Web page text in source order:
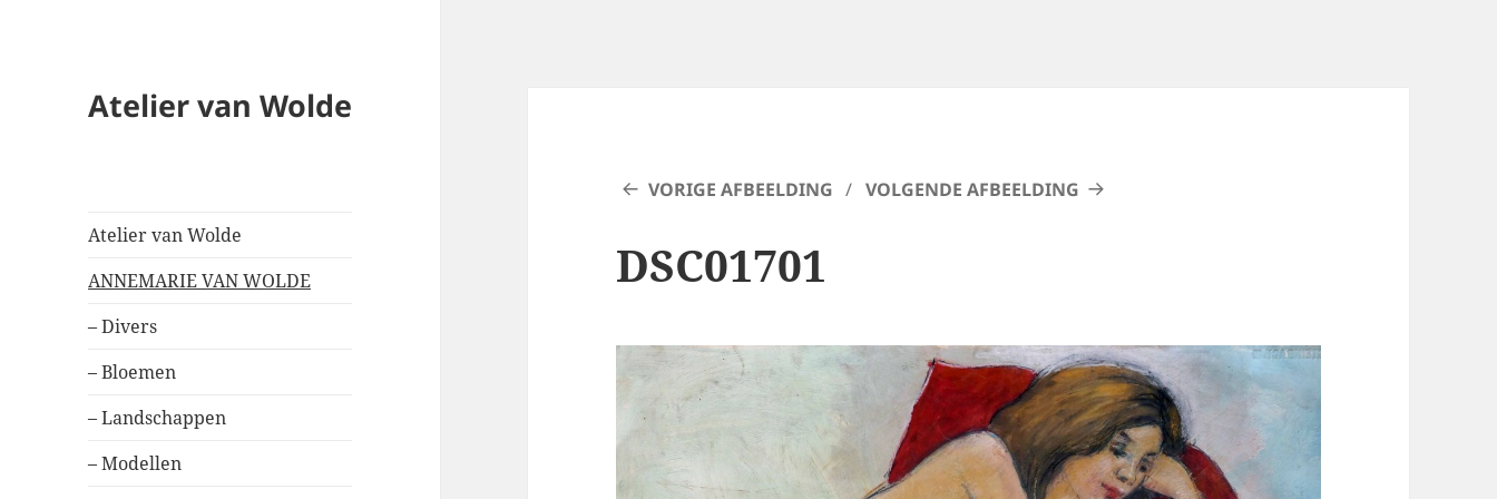
Atelier van Wolde
Atelier van Wolde
ANNEMARIE VAN WOLDE
– Divers
– Bloemen
– Landschappen
– Modellen
VORIGE AFBEELDING VOLGENDE AFBEELDING
DSC01701